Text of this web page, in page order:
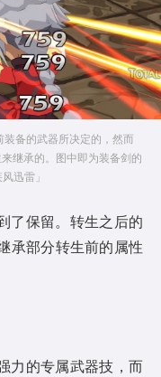
备的武器所决定的，然而
继承的。图中即为装备剑的
迅雷」
了保留。转生之后的
承部分转生前的属性
力的专属武器技，而